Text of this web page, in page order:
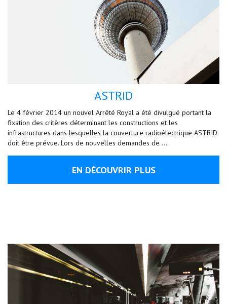
ASTRID
Le 4 février 2014 un nouvel Arrêté Royal a été divulgué portant la
fixation des critères déterminant les constructions et les
infrastructures dans lesquelles la couverture radioélectrique ASTRID
doit être prévue. Lors de nouvelles demandes de …
EN DÉCOUVRIR PLUS